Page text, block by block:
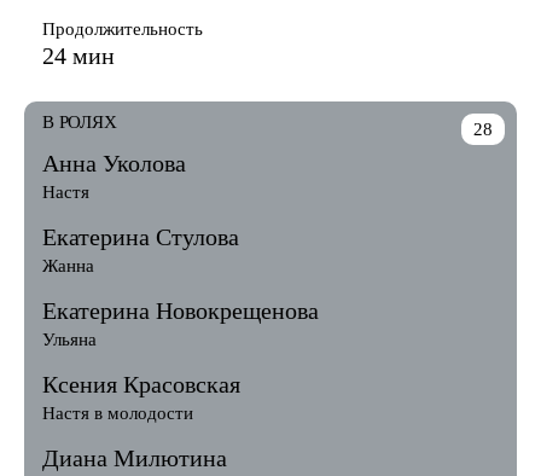
Продолжительность
24 мин
28
В РОЛЯХ
Анна Уколова
Настя
Екатерина Стулова
Жанна
Екатерина Новокрещенова
Ульяна
Ксения Красовская
Настя в молодости
Диана Милютина